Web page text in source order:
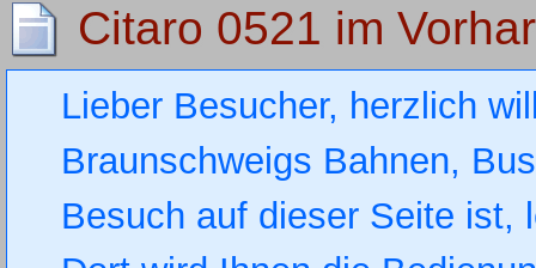
Citaro 0521 im
Lieber Besucher, herzlich
Braunschweigs Bahnen,
Besuch auf dieser Seite